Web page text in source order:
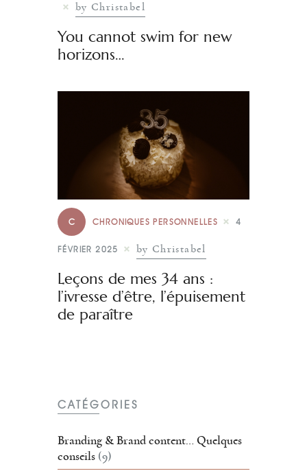
by Christabel
You cannot swim for new
horizons…
C CHRONIQUES PERSONNELLES 4
FÉVRIER 2025 by Christabel
Leçons de mes 34 ans :
l’ivresse d’être, l’épuisement
de paraître
CATÉGORIES
Branding & Brand content… Quelques
conseils (9)